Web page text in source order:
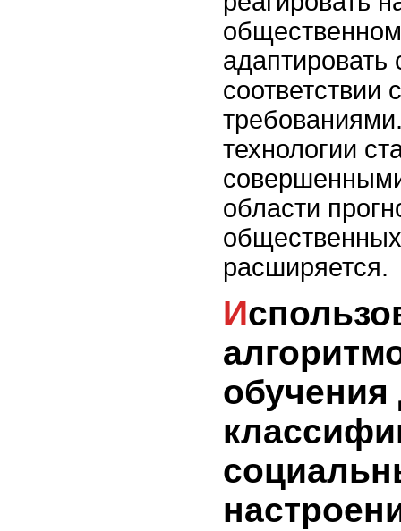
адаптировать
соответствии
технологии
области
расширяется.
Использование
обучения